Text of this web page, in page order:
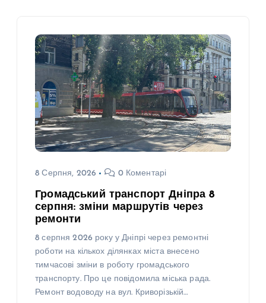
8 Серпня, 2026 0 Коментарі
Громадський транспорт Дніпра 8
серпня: зміни маршрутів через
ремонти
8 серпня 2026 року у Дніпрі через ремонтні
роботи на кількох ділянках міста внесено
тимчасові зміни в роботу громадського
транспорту. Про це повідомила міська рада.
Ремонт водоводу на вул. Криворізькій…